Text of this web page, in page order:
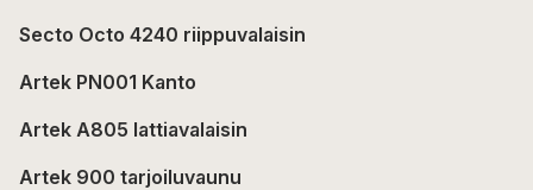
Secto Octo 4240 riippuvalaisin
Artek PN001 Kanto
Artek A805 lattiavalaisin
Artek 900 tarjoiluvaunu